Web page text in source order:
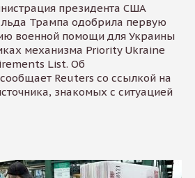
президента США
Трампа одобрила первую
военной помощи для Украины
механизма Priority Ukraine
List. Об
Reuters со ссылкой на
знакомых с ситуацией